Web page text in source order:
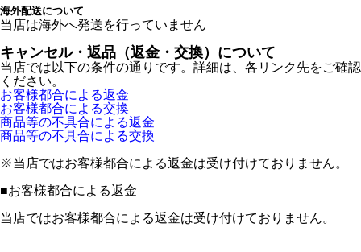
海外配送について
当店は海外へ発送を行っていません
キャンセル・返品（返金・交換）について
当店では以下の条件の通りです。詳細は、各リンク先をご確認
ください。
お客様都合による返金
お客様都合による交換
商品等の不具合による返金
商品等の不具合による交換
※当店ではお客様都合による返金は受け付けておりません。
■お客様都合による返金
当店ではお客様都合による返金は受け付けておりません。